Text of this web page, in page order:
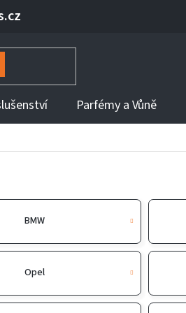
INFORMACE K DOBĚ DODÁNÍ ZBOŽÍ
Parfémy a Vůně
BMW
Opel